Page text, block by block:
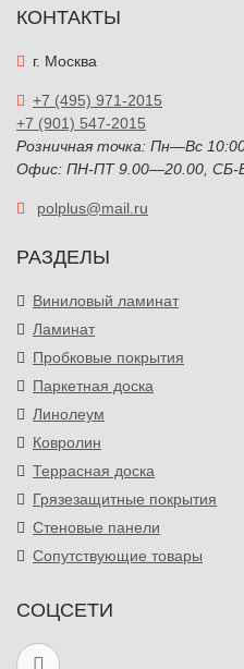
КОНТАКТЫ
г. Москва
+7 (495) 971-2015
+7 (901) 547-2015
Розничная точка: Пн—Вс
Офис: ПН-ПТ 9.00—20.00, СБ-
polplus@mail.ru
РАЗДЕЛЫ
Виниловый ламинат
Ламинат
Пробковые покрытия
Паркетная доска
Линолеум
Ковролин
Террасная доска
Грязезащитные покрытия
Стеновые панели
Сопутствующие товары
СОЦСЕТИ